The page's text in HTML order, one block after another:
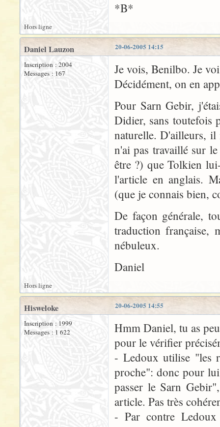
*B*
Hors ligne
20-06-2005 14:15
Daniel Lauzon
Inscription : 2004
Messages : 167
Je vois, Benilbo. Je
Décidément, on en
Pour Sarn Gebir,
Didier, sans toutefois
naturelle. D'ailleurs, il
n'ai pas travaillé sur
être ?) que Tolkien
l'article en anglais.
(que je connais bien,
De façon générale,
traduction française,
nébuleux.
Daniel
Hors ligne
20-06-2005 14:55
Hisweloke
Inscription : 1999
Messages : 1 622
Hmm Daniel, tu as
pour le vérifier
- Ledoux utilise "les
proche": donc pour
passer le Sarn
article. Pas très
- Par contre